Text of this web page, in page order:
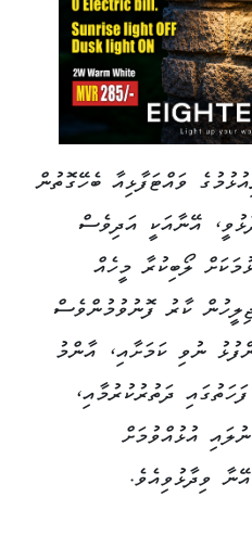
ވައްޓަފާޅިއާ ބެހޭގޮތުން
އޭނާއަކީ އަދިވެސް
ލޯބިކުރާ މީހެއް
ކާރު ފޮނުވުމުންވެސް
ނުވި ކަމަށާއި، އާންމު
ދަތުރުކުރުމާއި،
އުޅުއްވުމަށް
ވިދާޅުވިއެވެ.